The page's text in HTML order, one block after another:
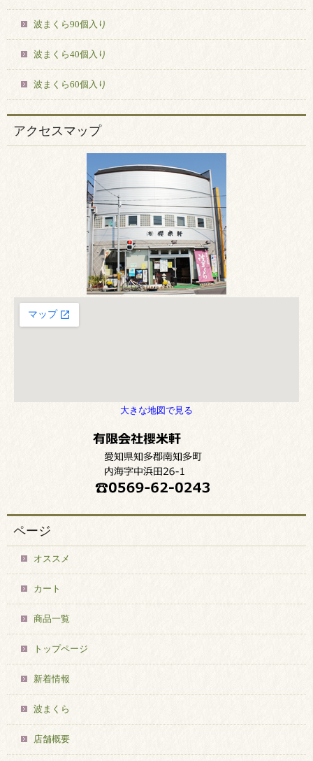
波まくら90個入り
波まくら40個入り
波まくら60個入り
アクセスマップ
大きな地図で見る
ページ
オススメ
カート
商品一覧
トップページ
新着情報
波まくら
店舗概要